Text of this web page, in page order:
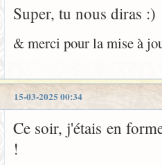
Super, tu nous diras :)
& merci pour la mise à
15-03-2025 00:34
Ce soir, j'étais en
!